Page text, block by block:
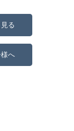
る
へ